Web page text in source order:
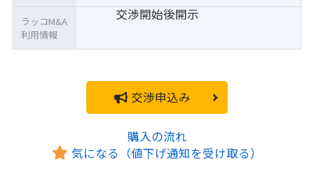
交渉開始後開示
ラッコM&A
利用情報
交渉申込み
購入の流れ
気になる（値下げ通知を受け取る）